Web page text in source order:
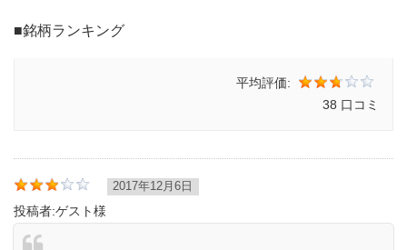
■銘柄ランキング
平均評価:
38 口コミ
2017年12月6日
投稿者:ゲスト様